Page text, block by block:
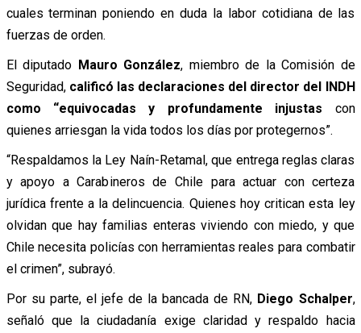
cuales terminan poniendo en duda la labor cotidiana de las
fuerzas de orden.
El diputado Mauro González, miembro de la Comisión de
Seguridad,calificó las declaraciones del director del INDH
como “equivocadas y profundamente injustas con
quienes arriesgan la vida todos los días por protegernos”.
“Respaldamos la Ley Naín-Retamal, que entrega reglas claras
y apoyo a Carabineros de Chile para actuar con certeza
jurídica frente a la delincuencia. Quienes hoy critican esta ley
olvidan que hay familias enteras viviendo con miedo, y que
Chile necesita policías con herramientas reales para combatir
el crimen”, subrayó.
Por su parte, el jefe de la bancada de RN, Diego Schalper,
señaló que la ciudadanía exige claridad y respaldo hacia